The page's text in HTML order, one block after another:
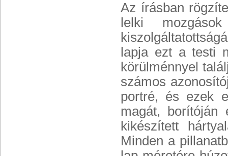
Az írásban
lelki
lapja ezt a testi
körülménnyel
számos
portré, és ezek
magát, borítóján
kikészített
Minden a